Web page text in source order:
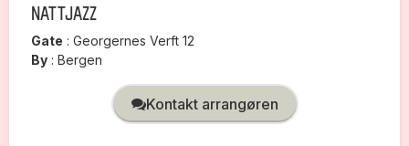
Nattjazz
Gate : Georgernes Verft 12
By : Bergen
Kontakt arrangøren